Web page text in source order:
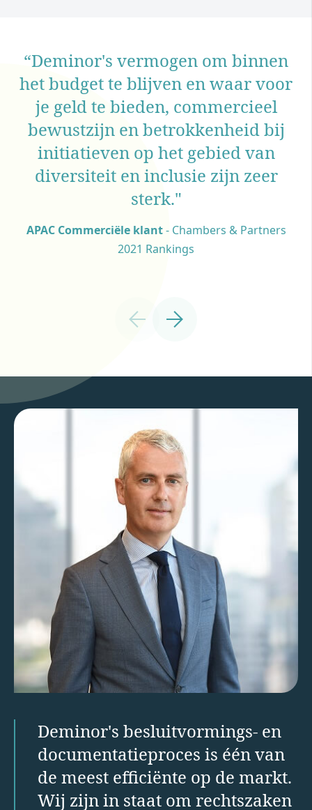
“Deminor's vermogen om binnen
het budget te blijven en waar voor
je geld te bieden, commercieel
bewustzijn en betrokkenheid bij
initiatieven op het gebied van
diversiteit en inclusie zijn zeer
sterk."
APAC Commerciële klant- Chambers & Partners
2021 Rankings
Marktcommentator Verenigd Koninkrijk
Europese arbitrage cliënt
Deminor's besluitvormings- en
documentatieproces is één van
de meest efficiënte op de markt.
Wij zijn in staat om rechtszaken